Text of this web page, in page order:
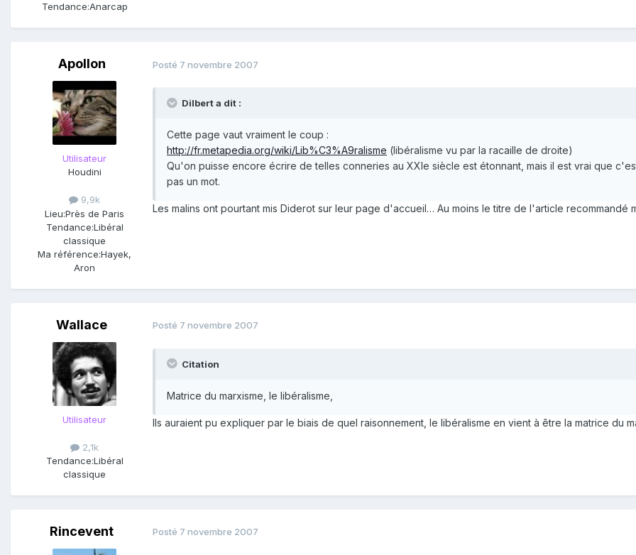
Tendance:Anarcap
Apollon
Utilisateur
Houdini
9,9k
Lieu:Près de Paris
Tendance:Libéral
classique
Ma référence:Hayek,
Aron
Posté 7 novembre 2007
Dilbert a dit :
Cette page vaut vraiment le coup :
http://fr.metapedia.org/wiki/Lib%C3%A9ralisme (libéralisme vu par la racaille de droite)
Qu'on puisse encore écrire de telles conneries au XXIe siècle est étonnant, mais il est vrai que
pas un mot.
Les malins ont pourtant mis Diderot sur leur page d'accueil… Au moins le titre de l'article recommandé
Wallace
Utilisateur
2,1k
Tendance:Libéral
classique
Posté 7 novembre 2007
Citation
Matrice du marxisme, le libéralisme,
Ils auraient pu expliquer par le biais de quel raisonnement, le libéralisme en vient à être la matrice du
Rincevent Posté 7 novembre 2007